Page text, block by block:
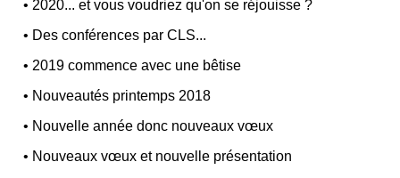
• 2020... et vous voudriez qu'on se réjouisse ?
• Des conférences par CLS...
• 2019 commence avec une bêtise
• Nouveautés printemps 2018
• Nouvelle année donc nouveaux vœux
• Nouveaux vœux et nouvelle présentation